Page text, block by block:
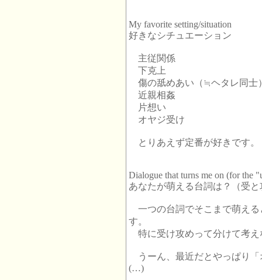
My favorite setting/situation
好きなシチュエーション
主従関係
下克上
傷の舐めあい（≒ヘタレ同士
近親相姦
片想い
オヤジ受け
とりあえず定番が好きです。
Dialogue that turns me on (for the
あなたが萌える台詞は？（受
一つの台詞でそこまで萌える
す。
特に受け攻めって分けて考え
うーん、最近だとやっぱり「
(…)